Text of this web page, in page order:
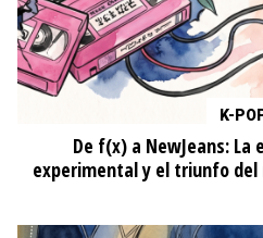
K-
De f(x) a NewJeans: La
experimental y el triunfo